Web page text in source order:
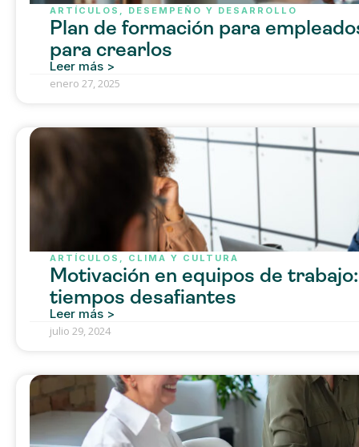
ARTÍCULOS DESEMPEÑO Y DESARROLLO
Plan de formación para
para crearlos
Leer más >
enero 27, 2025
ARTÍCULOS CLIMA Y CULTURA
Motivación en equipos de
tiempos desafiantes
Leer más >
julio 29, 2024